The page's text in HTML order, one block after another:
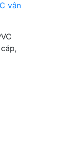
vân